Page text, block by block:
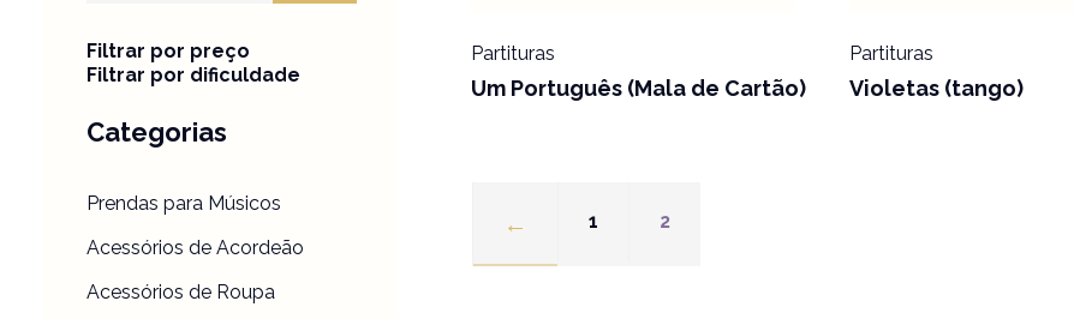
Filtrar por preço
Filtrar por dificuldade
Categorias
Prendas para Músicos
Acessórios de Acordeão
Acessórios de Roupa
Partituras
Um Português (Mala de Cartão)
Partituras
Violetas (tango)
← 1 2